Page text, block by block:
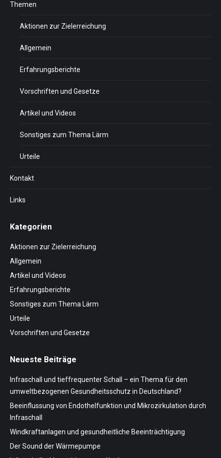
Themen
Aktionen zur Zielerreichung
Allgemein
Erfahrungsberichte
Vorschriften und Gesetze
Artikel und Videos
Sonstiges zum Thema Lärm
Urteile
Kontakt
Links
Kategorien
Aktionen zur Zielerreichung
Allgemein
Artikel und Videos
Erfahrungsberichte
Sonstiges zum Thema Lärm
Urteile
Vorschriften und Gesetze
Neueste Beiträge
Infraschall und tieffrequenter Schall – ein Thema für den
umweltbezogenen Gesundheitsschutz in Deutschland?
Beeinflussung von Endothelfunktion und Mikrozirkulation durch
Infraschall
Windkraftanlagen und gesundheitliche Beeinträchtigung
Der Sound der Wärmepumpe